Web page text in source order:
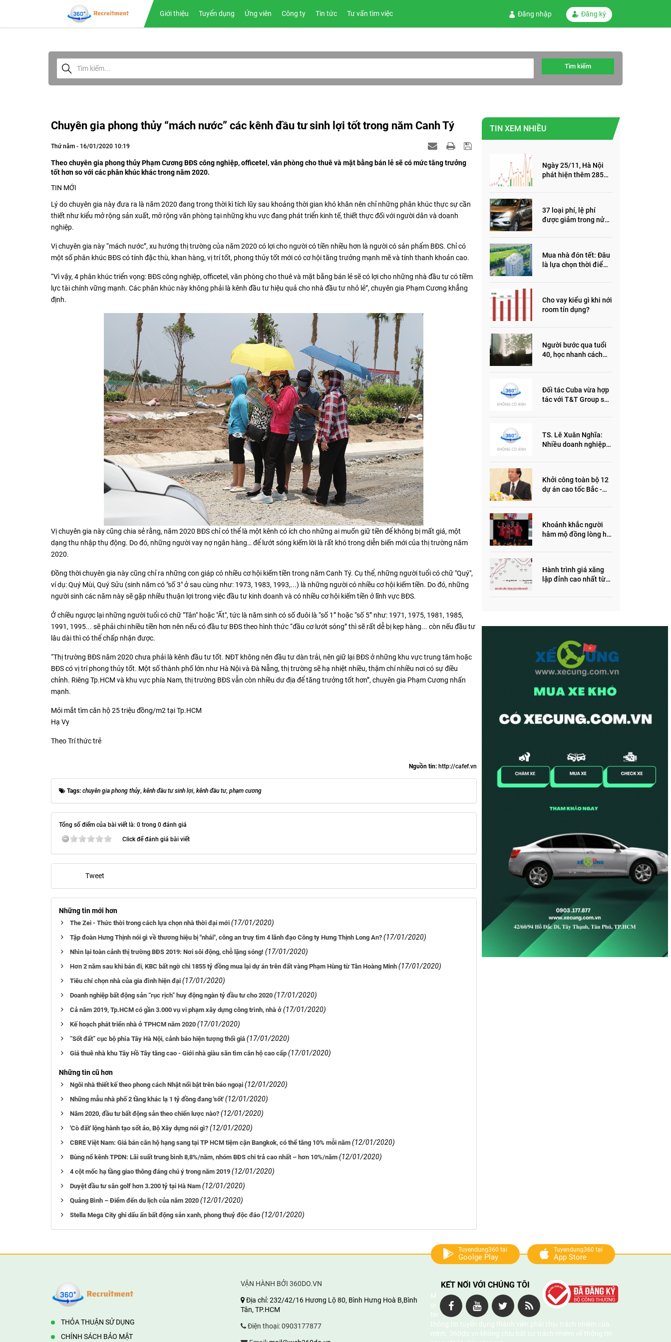
Giới thiệu Tuyển dụng Ứng viên Công ty Tin tức Tư vấn tìm việc Đăng nhập Đăng ký
Tìm kiếm
Chuyên gia phong thủy “mách nước” các kênh đầu tư sinh lợi tốt trong năm Canh Tý
Thứ năm - 16/01/2020 10:19
Theo chuyên gia phong thủy Phạm Cương BĐS công nghiệp, officetel, văn phòng cho thuê và mặt bằng bán lẻ sẽ có mức tăng trưởng
tốt hơn so với các phân khúc khác trong năm 2020.
TIN MỚI
Lý do chuyên gia này đưa ra là năm 2020 đang trong thời kì tích lũy sau khoảng thời gian khó khăn nên chỉ những phân khúc thực sự cần
thiết như kiểu mở rộng sản xuất, mở rộng văn phòng tại những khu vực đang phát triển kinh tế, thiết thực đối với người dân và doanh
nghiệp.
Vị chuyên gia này “mách nước”, xu hướng thị trường của năm 2020 có lợi cho người có tiền nhiều hơn là người có sản phẩm BĐS. Chỉ có
một số phân khúc BĐS có tính đặc thù, khan hàng, vị trí tốt, phong thủy tốt mới có cơ hội tăng trưởng mạnh mẽ và tính thanh khoản cao.
“Vì vậy, 4 phân khúc triển vọng: BĐS công nghiệp, officetel, văn phòng cho thuê và mặt bằng bán lẻ sẽ có lợi cho những nhà đầu tư có tiềm
lực tài chính vững mạnh. Các phân khúc này không phải là kênh đầu tư hiệu quả cho nhà đầu tư nhỏ lẻ”, chuyên gia Phạm Cương khẳng
định.
Vị chuyên gia này cũng chia sẻ rằng, năm 2020 BĐS chỉ có thể là một kênh có ích cho những ai muốn giữ tiền để không bị mất giá, một
dạng thu nhập thụ động. Do đó, những người vay nợ ngân hàng… để lướt sóng kiếm lời là rất khó trong diễn biến mới của thị trường năm
2020.
Đồng thời chuyên gia này cũng chỉ ra những con giáp có nhiều cơ hội kiếm tiền trong năm Canh Tý. Cụ thể, những người tuổi có chữ "Quý",
ví dụ: Quý Mùi, Quý Sửu (sinh năm có "số 3" ở sau cùng như: 1973, 1983, 1993,...) là những người có nhiều cơ hội kiếm tiền. Do đó, những
người sinh các năm này sẽ gặp nhiều thuận lợi trong việc đầu tư kinh doanh và có nhiều cơ hội kiếm tiền ở lĩnh vực BĐS.
Ở chiều ngược lại những người tuổi có chữ "Tân" hoặc "Ất", tức là năm sinh có số đuôi là “số 1” hoặc “số 5” như: 1971, 1975, 1981, 1985,
1991, 1995... sẽ phải chi nhiều tiền hơn nên nếu có đầu tư BĐS theo hình thức “đầu cơ lướt sóng” thì sẽ rất dễ bị kẹp hàng... còn nếu đầu tư
lâu dài thì có thể chấp nhận được.
“Thị trường BĐS năm 2020 chưa phải là kênh đầu tư tốt. NĐT không nên đầu tư dàn trải, nên giữ lại BĐS ở những khu vực trung tâm hoặc
BĐS có vị trí phong thủy tốt. Một số thành phố lớn như Hà Nội và Đà Nẵng, thị trường sẽ hạ nhiệt nhiều, thậm chí nhiều nơi có sự điều
chỉnh. Riêng Tp.HCM và khu vực phía Nam, thị trường BĐS vẫn còn nhiều dư địa để tăng trưởng tốt hơn”, chuyên gia Phạm Cương nhấn
mạnh.
Mỏi mắt tìm căn hộ 25 triệu đồng/m2 tại Tp.HCM
Hạ Vy
Theo Trí thức trẻ
Nguồn tin: http://cafef.vn
Tags: chuyên gia phong thủy, kênh đầu tư sinh lợi, kênh đầu tư, phạm cương
Tổng số điểm của bài viết là: 0 trong 0 đánh giá
Click để đánh giá bài viết
Tweet
Những tin mới hơn
The Zei - Thức thời trong cách lựa chọn nhà thời đại mới (17/01/2020)
Tập đoàn Hưng Thịnh nói gì về thương hiệu bị "nhái", công an truy tìm 4 lãnh đạo Công ty Hưng Thịnh Long An? (17/01/2020)
Nhìn lại toàn cảnh thị trường BĐS 2019: Nơi sôi động, chỗ lặng sóng! (17/01/2020)
Hơn 2 năm sau khi bán đi, KBC bất ngờ chi 1855 tỷ đồng mua lại dự án trên đất vàng Phạm Hùng từ Tân Hoàng Minh (17/01/2020)
Tiêu chí chọn nhà của gia đình hiện đại (17/01/2020)
Doanh nghiệp bất động sản “rục rịch” huy động ngàn tỷ đầu tư cho 2020 (17/01/2020)
Cả năm 2019, Tp.HCM có gần 3.000 vụ vi phạm xây dựng công trình, nhà ở (17/01/2020)
Kế hoạch phát triển nhà ở TPHCM năm 2020 (17/01/2020)
“Sốt đất” cục bộ phía Tây Hà Nội, cảnh báo hiện tượng thổi giá (17/01/2020)
Giá thuê nhà khu Tây Hồ Tây tăng cao - Giới nhà giàu săn tìm căn hộ cao cấp (17/01/2020)
Những tin cũ hơn
Ngôi nhà thiết kế theo phong cách Nhật nổi bật trên báo ngoại (12/01/2020)
Những mẫu nhà phố 2 tầng khác lạ 1 tỷ đồng đang 'sốt' (12/01/2020)
Năm 2020, đầu tư bất động sản theo chiến lược nào? (12/01/2020)
'Cò đất' lộng hành tạo sốt ảo, Bộ Xây dựng nói gì? (12/01/2020)
CBRE Việt Nam: Giá bán căn hộ hạng sang tại TP HCM tiệm cận Bangkok, có thể tăng 10% mỗi năm (12/01/2020)
Bùng nổ kênh TPDN: Lãi suất trung bình 8,8%/năm, nhóm BĐS chi trả cao nhất – hơn 10%/năm (12/01/2020)
4 cột mốc hạ tầng giao thông đáng chú ý trong năm 2019 (12/01/2020)
Duyệt đầu tư sân golf hơn 3.200 tỷ tại Hà Nam (12/01/2020)
Quảng Bình – Điểm đến du lịch của năm 2020 (12/01/2020)
Stella Mega City ghi dấu ấn bất động sản xanh, phong thuỷ độc đáo (12/01/2020)
TIN XEM NHIỀU
Ngày 25/11, Hà Nội
phát hiện thêm 285
37 loại phí, lệ phí
được giảm trong nửa
Mua nhà đón tết: Đâu
là lựa chọn thời điểm
Cho vay kiểu gì khi nới
room tín dụng?
Người bước qua tuổi
40, học nhanh cách
Đối tác Cuba vừa hợp
tác với T&T Group sản
TS. Lê Xuân Nghĩa:
Nhiều doanh nghiệp
Khởi công toàn bộ 12
dự án cao tốc Bắc -
Khoảnh khắc người
hâm mộ đồng lòng hô
Hành trình giá xăng
lập đỉnh cao nhất từ
Tuyendung360 tại
Goolge Play
Tuyendung360 tại
App Store
THỎA THUẬN SỬ DỤNG
CHÍNH SÁCH BẢO MẬT
VẬN HÀNH BỞI 360DO.VN
Địa chỉ:232/42/16 Hương Lộ 80, Bình Hưng Hoà B,Bình
Tân, TP.HCM
Điện thoại:0903177877
KẾT NỐI VỚI CHÚNG TÔI
M
ọi
tin
thông tin tuyển dụng thành viên phải chịu trách nhiệm của
mình. 360do.vn không chịu bất cứ trách nhiệm về thông tin